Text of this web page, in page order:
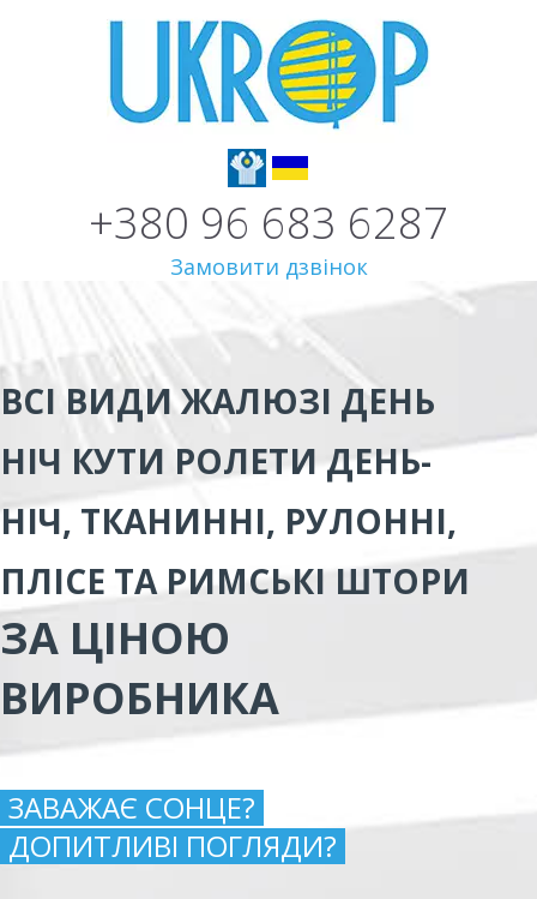
+380 96 683 6287
Замовити дзвінок
ВСІ ВИДИЖАЛЮЗІ ДЕНЬ
НІЧ КУТИ РОЛЕТИ ДЕНЬ-
НІЧ, ТКАНИННІ, РУЛОННІ,
ПЛІСЕ ТА РИМСЬКІ ШТОРИ
ЗА ЦІНОЮ
ВИРОБНИКА
ЗАВАЖАЄ СОНЦЕ?
ДОПИТЛИВІ ПОГЛЯДИ?